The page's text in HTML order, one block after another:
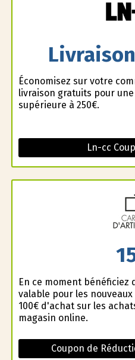
Économisez sur votre
livraison gratuits pour
supérieure à 250€.
Ln-cc
En ce moment bénéficiez
valable pour les
100€ d'achat sur les
magasin online.
Coupon de